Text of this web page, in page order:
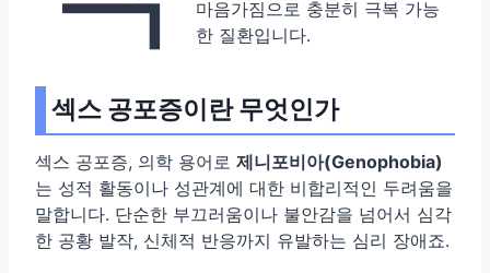
마음가짐으로 충분히 극복 가능
한 질환입니다.
섹스 공포증이란 무엇인가
섹스 공포증, 의학 용어로 제니포비아(Genophobia)
는 성적 활동이나 성관계에 대한 비합리적인 두려움을
말합니다. 단순한 부끄러움이나 불안감을 넘어서 심각
한 공황 발작, 신체적 반응까지 유발하는 심리 장애죠.